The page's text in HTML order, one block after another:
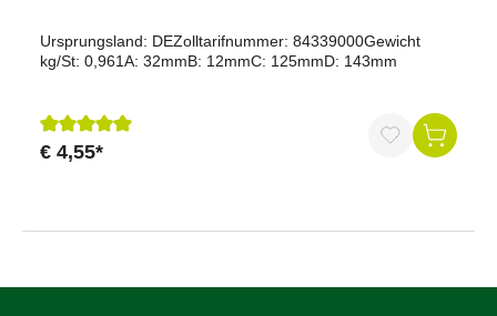
Ursprungsland: DEZolltarifnummer: 84339000Gewicht
kg/St: 0,961A: 32mmB: 12mmC: 125mmD: 143mm
Durchschnittliche Bewertung von 5 von 5 Sternen
€ 4,55*